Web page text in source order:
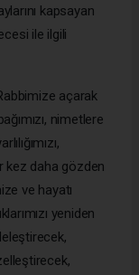
kapsayan
ile ilgili
açarak
nimetlere
kez daha gözden
ve hayatı
yeniden